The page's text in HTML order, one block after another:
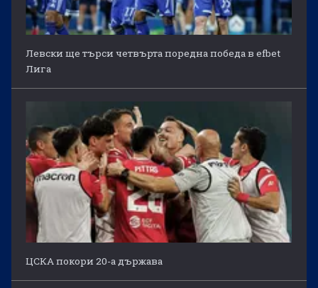
Левски ще търси четвърта поредна победа в efbet
Лига
ЦСКА покори 20-а държава